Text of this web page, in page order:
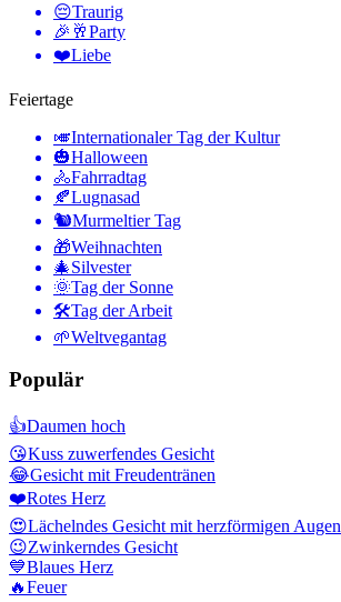
😔Traurig
🎉🥂Party
❤️Liebe
Feiertage
🎺Internationaler Tag der Kultur
🎃Halloween
🚴Fahrradtag
🍂Lugnasad
🐿Murmeltier Tag
🎁Weihnachten
🎄Silvester
🌞Tag der Sonne
🛠Tag der Arbeit
🌱Weltvegantag
Populär
👍Daumen hoch
😘Kuss zuwerfendes Gesicht
😂Gesicht mit Freudentränen
❤️Rotes Herz
😍Lächelndes Gesicht mit herzförmigen Augen
😉Zwinkerndes Gesicht
💙Blaues Herz
🔥Feuer